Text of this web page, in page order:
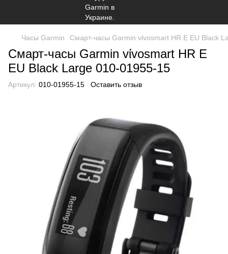
Часы Garmin Смарт-часы Garmin vίvosmart HR E EU Black
Смарт-часы Garmin vίvosmart HR E
EU Black Large 010-01955-15
Артикул: 010-01955-15 Оставить отзыв